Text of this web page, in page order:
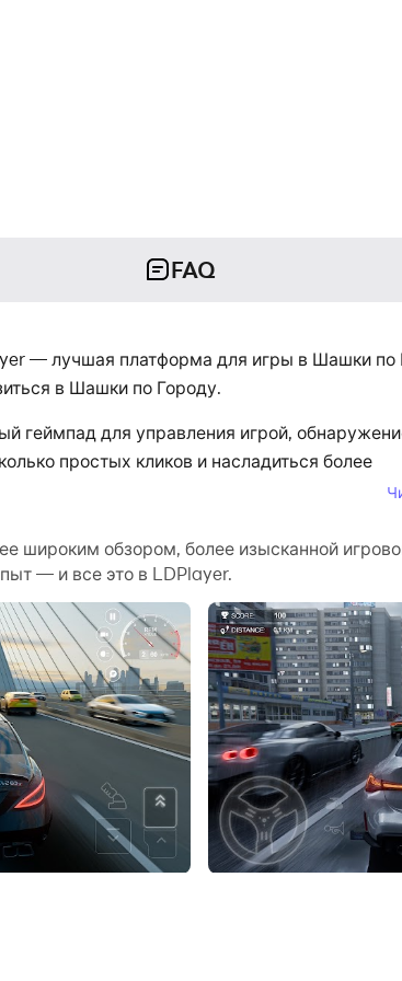
FAQ
— лучшая платформа для игры в Шашки по
в Шашки по Городу.
геймпад для управления игрой,
простых кликов и насладиться более
окружающей среды станут более
и игровой контент, чем очень
на своем компьютере прямо сейчас!
машинах на приоре. Суетолог и обгон на
любителей этого жанра. В игре
и деревень. Разработчики создали
по различным дорогам, отрабатывать
широким обзором, более изысканной
— и все это в LDPlayer.